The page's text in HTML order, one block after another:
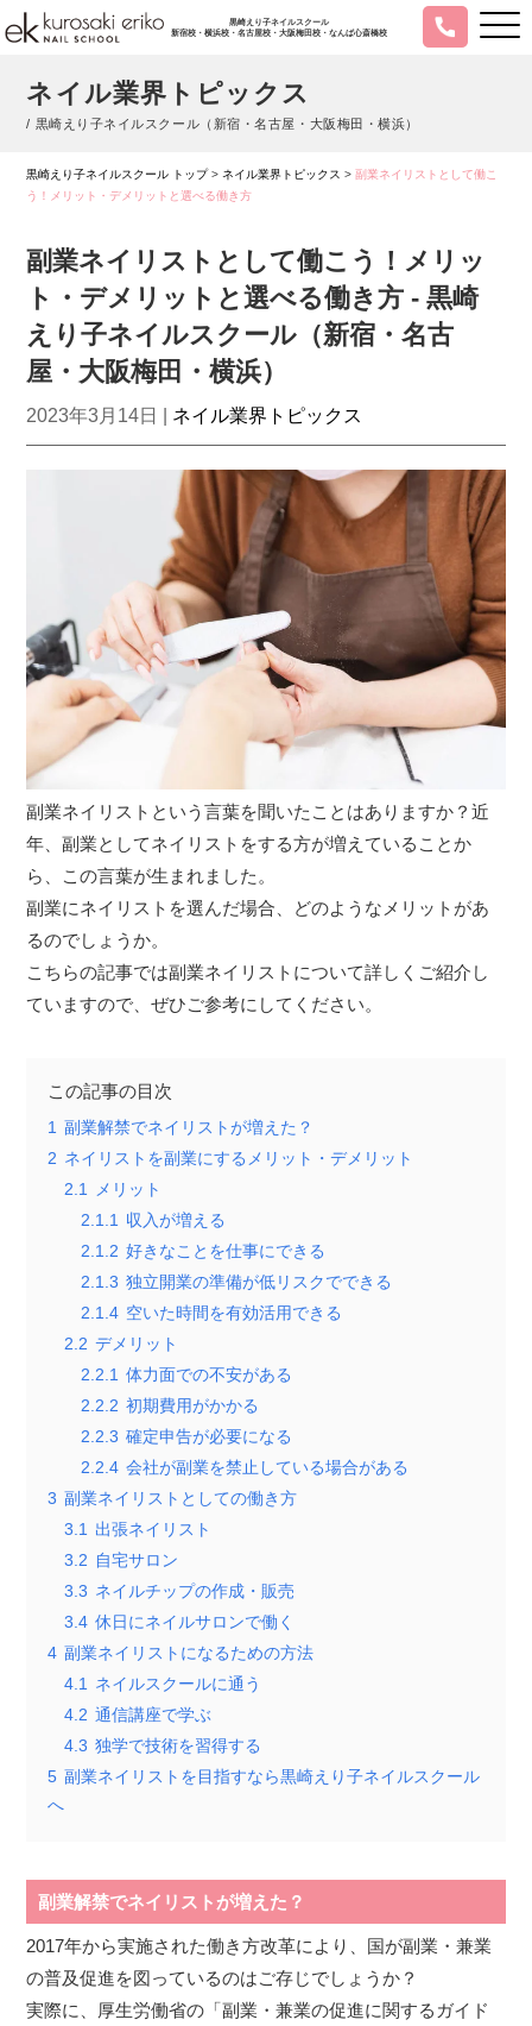
黒崎えり子ネイルスクール
新宿校・横浜校・名古屋校・大阪梅田校・なんば心斎橋校
ネイル業界トピックス
/ 黒崎えり子ネイルスクール（新宿・名古屋・大阪梅田・横浜）
黒崎えり子ネイルスクール トップ>ネイル業界トピックス >副業ネイリストとして働こ
う！メリット・デメリットと選べる働き方
副業ネイリストとして働こう！メリッ
ト・デメリットと選べる働き方 - 黒崎
えり子ネイルスクール（新宿・名古
屋・大阪梅田・横浜）
2023年3月14日 | ネイル業界トピックス
副業ネイリストという言葉を聞いたことはありますか？近
年、副業としてネイリストをする方が増えていることか
ら、この言葉が生まれました。
副業にネイリストを選んだ場合、どのようなメリットがあ
るのでしょうか。
こちらの記事では副業ネイリストについて詳しくご紹介し
ていますので、ぜひご参考にしてください。
この記事の目次
1
副業解禁でネイリストが増えた？
2 ネイリストを副業にするメリット・デメリット
2.1
メリット
2.1.1
収入が増える
2.1.2 好きなことを仕事にできる
2.1.3 独立開業の準備が低リスクでできる
2.1.4 空いた時間を有効活用できる
2.2 デメリット
2.2.1
体力面での不安がある
2.2.2 初期費用がかかる
2.2.3 確定申告が必要になる
2.2.4 会社が副業を禁止している場合がある
3 副業ネイリストとしての働き方
3.1
出張ネイリスト
3.2 自宅サロン
3.3 ネイルチップの作成・販売
3.4 休日にネイルサロンで働く
4 副業ネイリストになるための方法
4.1
ネイルスクールに通う
4.2 通信講座で学ぶ
4.3 独学で技術を習得する
5 副業ネイリストを目指すなら黒崎えり子ネイルスクール
へ
副業解禁でネイリストが増えた？
2017年から実施された働き方改革により、国が副業・兼業
の普及促進を図っているのはご存じでしょうか？
実際に、厚生労働省の「副業・兼業の促進に関するガイド